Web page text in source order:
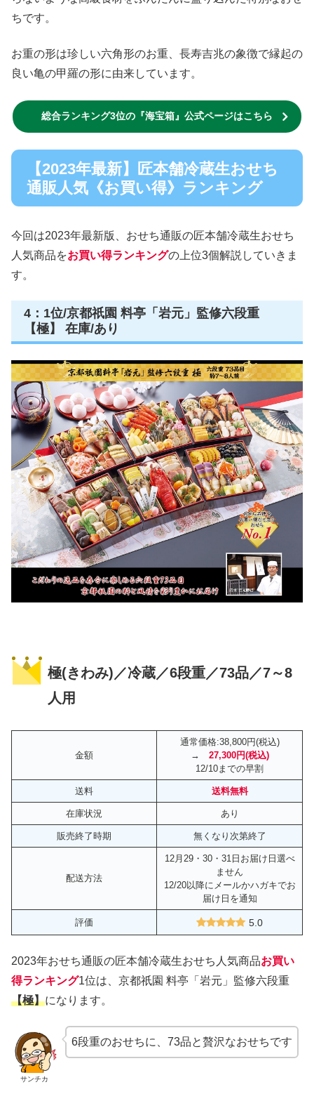
ちです。
お重の形は珍しい六角形のお重、長寿吉兆の象徴で縁起の
良い亀の甲羅の形に由来しています。
総合ランキング3位の『海宝箱』公式ページはこちら
【2023年最新】匠本舗冷蔵生おせち
通販人気《お買い得》ランキング
今回は2023年最新版、おせち通販の匠本舗冷蔵生おせち
人気商品をお買い得ランキングの上位3個解説していきま
す。
4：1位/京都祇園 料亭「岩元」監修六段重
【極】 在庫/あり
極(きわみ)／冷蔵／6段重／73品／7～8
人用
金額
通常価格:38,800円(税込)
→ 27,300円(税込)
12/10までの早割
送料 送料無料
在庫状況 あり
販売終了時期 無くなり次第終了
配送方法
12月29・30・31日お届け日選べ
ません
12/20以降にメールかハガキでお
届け日を通知
評価 5.0
2023年おせち通販の匠本舗冷蔵生おせち人気商品お買い
得ランキング1位は、京都祇園 料亭「岩元」監修六段重
【極】になります。
サンチカ
6段重のおせちに、73品と贅沢なおせちです